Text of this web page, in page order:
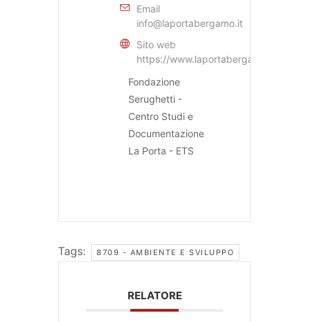
Email
info@laportabergamo.it
Sito web
https://www.laportabergamo.it
Fondazione
Serughetti -
Centro Studi e
Documentazione
La Porta - ETS
Tags: 8709 - AMBIENTE E SVILUPPO
RELATORE